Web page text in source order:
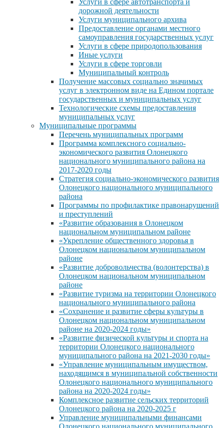
дорожной деятельности
Услуги муниципального архива
Предоставление органами местного
самоуправления государственных услуг
Услуги в сфере природопользования
Иные услуги
Услуги в сфере торговли
Муниципальный контроль
Получение массовых социально значимых
услуг в электронном виде на Едином портале
государственных и муниципальных услуг
Технологические схемы предоставления
муниципальных услуг
Муниципальные программы
Перечень муниципальных программ
Программа комплексного социально-
экономического развития Олонецкого
национального муниципального района на
2017-2020 годы
Стратегия социально-экономического развития
Олонецкого национального муниципального
района
Программы по профилактике правонарушений
и преступлений
«Развитие образования в Олонецком
национальном муниципальном районе
«Укрепление общественного здоровья в
Олонецком национальном муниципальном
районе
«Развитие добровольчества (волонтерства) в
Олонецком национальном муниципальном
районе
«Развитие туризма на территории Олонецкого
национального муниципального района
«Сохранение и развитие сферы культуры в
Олонецком национальном муниципальном
районе на 2020-2024 годы»
«Развитие физической культуры и спорта на
территории Олонецкого национального
муниципального района на 2021-2030 годы»
«Управление муниципальным имуществом,
находящимся в муниципальной собственности
Олонецкого национального муниципального
района на 2020-2024 годы»
Комплексное развитие сельских территорий
Олонецкого района на 2020-2025 г
Управление муниципальными финансами
Олонецкого национального муниципального